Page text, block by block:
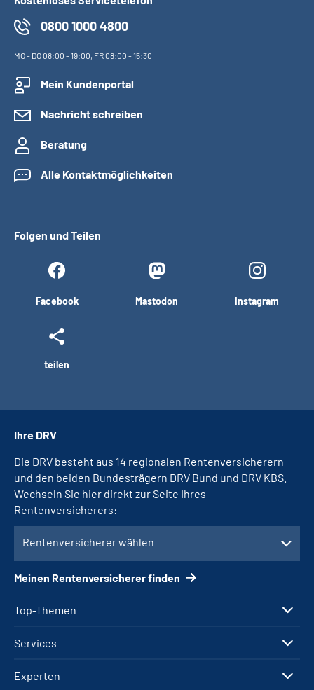
0800 1000 4800
MO- DO08:00 - 19:00, FR08:00 - 15:30
Mein Kundenportal
Nachricht schreiben
Beratung
Alle Kontaktmöglichkeiten
Folgen und Teilen
Facebook Mastodon Instagram
teilen
Top-Themen
Services
Experten
Ihre DRV
Die DRV besteht aus 14 regionalen Rentenversicherern
und den beiden Bundesträgern DRV Bund und DRV KBS.
Wechseln Sie hier direkt zur Seite Ihres
Rentenversicherers:
Rentenversicherer wählen
Meinen Rentenversicherer finden